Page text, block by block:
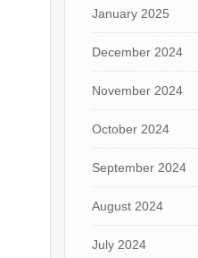
January 2025
December 2024
November 2024
October 2024
September 2024
August 2024
July 2024